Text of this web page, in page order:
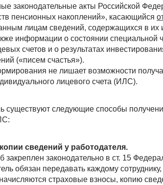
законодательные акты Российской
пенсионных накоплений», касающийся
лицам сведений, содержащихся в их
информации о состоянии специальной
счетов и о результатах
(«писем счастья»).
не лишает возможности
лицевого счета (ИЛС).
существуют следующие способы
сведений у работодателя.
закреплен законодательно в ст. 15
обязан передавать каждому
страховые взносы, копию